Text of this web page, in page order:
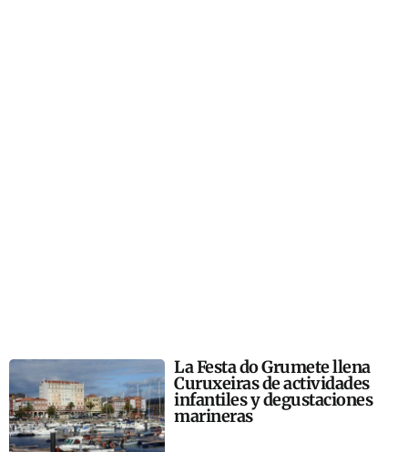
La Festa do Grumete llena
Curuxeiras de actividades
infantiles y degustaciones
marineras